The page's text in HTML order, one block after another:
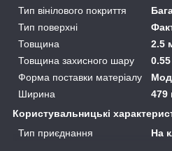
Тип вінілового покриття
Тип поверхні
Товщина
2.5
Товщина захисного шару
Форма поставки матеріалу
Ширина
479
Користувальницькі
Тип приєднання
На